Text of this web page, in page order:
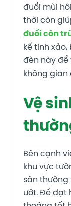
đuổi mùi
thời còn
đuổi côn
kế tinh
đèn này
không
Vệ
Bên cạnh
khu vực
sàn
ướt. Để đạt